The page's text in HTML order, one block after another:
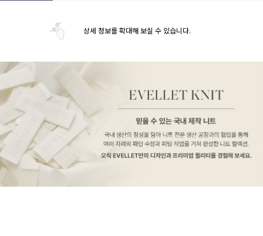
상세 정보를 확대해 보실 수 있습니다.